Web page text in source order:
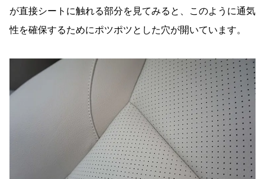
が直接シートに触れる部分を見てみると、このように通気
性を確保するためにポツポツとした穴が開いています。